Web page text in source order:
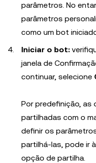
parâmetros. No
parâmetros
como um bot
Iniciar o bot:
janela de
continuar, selecione
Por predefinição,
partilhadas com o
definir os
partilhá-las, pode ir
opção de partilha.